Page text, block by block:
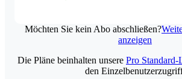
Möchten Sie kein Abo abschließen?
anzeigen
Die Pläne beinhalten unsere Pro Standard-
den